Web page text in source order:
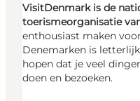
VisitDenmark is de
toerismeorganisatie
enthousiast maken
Denemarken is
hopen dat je veel
doen en bezoeken.